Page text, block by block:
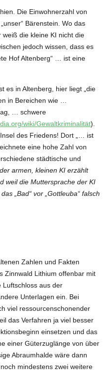
Die Einwohnerzahl von
Bärenstein. Wo das
die kleine KI nicht die
jedoch wissen, dass es
Hof Altenberg“ … ist eine
es in Altenberg, hier liegt „die
in Bereichen wie …
… schwere
wiki/Gewaltkriminalität).
des Friedens! Dort „… ist
eine hohe Zahl von
städtische und
armen, kleinen KI erzählt
weil die Muttersprache der KI
„Bad“ vor „Gottleuba“ falsch
Zahlen und Fakten
Zinnwald Lithium offenbar mit
Luftschloss aus der
Unterlagen ein. Bei
viel ressourcenschonender
das Verfahren ja viel besser
einsetzen und das
einer Güterzuglänge von über
Abraumhalde wäre dann
mindestens zwei weitere